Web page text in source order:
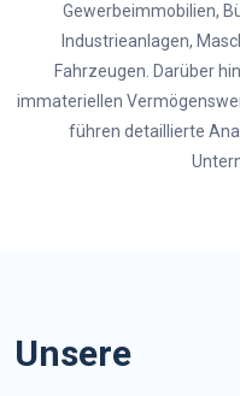
Gewerbeimmobilien,
Industrieanlagen,
Fahrzeugen. Darüber
immateriellen
führen detaillierte
Unsere